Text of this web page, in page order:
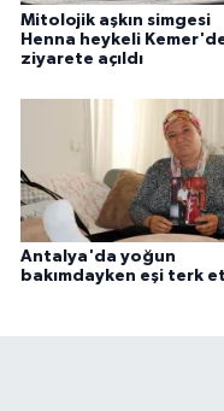
Mitolojik aşkın simgesi
Henna heykeli
ziyarete açıldı
Antalya'da yoğun
bakımdayken eşi terk